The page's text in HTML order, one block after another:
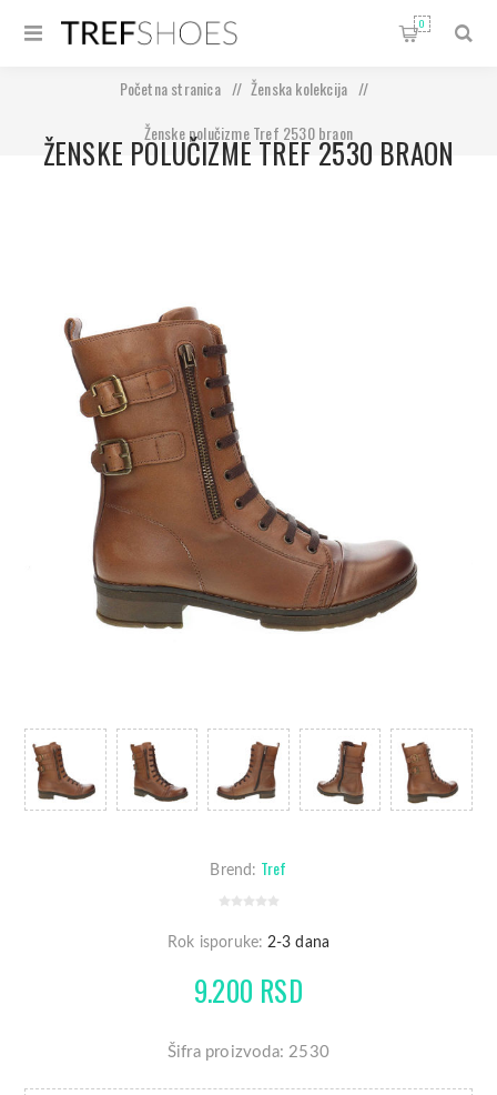
0
Početna stranica / Ženska kolekcija
/
Ženske polučizme Tref 2530 braon
ŽENSKE POLUČIZME TREF 2530 BRAON
Brend: Tref
Rok isporuke: 2-3 dana
9.200 RSD
Šifra proizvoda: 2530